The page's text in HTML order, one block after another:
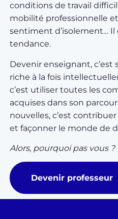
conditions de travail
mobilité professionnelle
sentiment d’isolement…Il
tendance.
Devenir enseignant,
riche à la fois
c’est utiliser toutes les
acquises dans son
nouvelles, c’est
et façonner le monde de
Alors, pourquoi pas vous ?
Devenir professeur